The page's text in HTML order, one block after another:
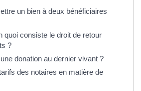
un bien à deux bénéficiaires
quoi consiste le droit de retour
?
donation au dernier vivant ?
des notaires en matière de